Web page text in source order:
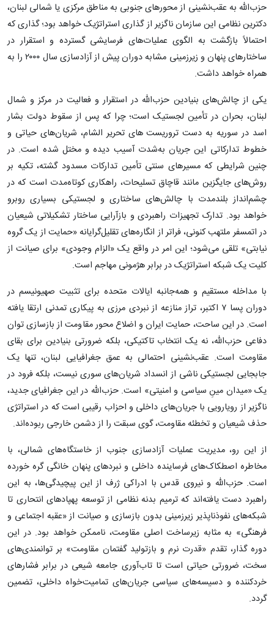
حزب‌الله به عقب‌نشینی از محورهای جنوبی به مناطق مرکزی یا شمالی لبنان،
دکترین نظامی این سازمان ناگزیر از گذاری استراتژیک خواهد بود؛ گذاری که
احتمالاً بازگشت به الگوی عملیات‌های فرسایشی گسترده و استقرار در
ساختارهای پنهان و زیرزمینی مشابه دوران پیش از آزادسازی سال ۲۰۰۰ را به
همراه خواهد داشت.
یکی از چالش‌های بنیادین حزب‌الله در استقرار و فعالیت در مرکز و شمال
لبنان، بحران در تأمین لجستیک است؛ چرا که پس از سقوط دولت بشار
اسد در سوریه به دست تروریست های تحریر الشام، شریان‌های حیاتی و
خطوط تدارکاتی این جریان به‌شدت آسیب دیده و مختل شده است. در
چنین شرایطی که مسیرهای سنتی تأمین تدارکات مسدود گشته، تکیه بر
روش‌های جایگزین مانند قاچاق تسلیحات، راهکاری کوتاه‌مدت است که در
چشم‌انداز بلندمدت با چالش‌های ساختاری و لجستیکی بسیاری روبرو
خواهد بود. تدارک تجهیزات راهبردی و بازآرایی ساختار تشکیلاتی شیعیان
در اتمسفر ملتهب کنونی، فراتر از انگاره‌های تقلیل‌گرایانه «حمایت از یک گروه
نیابتی» تلقی می‌شود؛ این امر در واقع یک «الزام وجودی» برای صیانت از
کلیت یک شبکه استراتژیک در برابر هژمونی مهاجم است.
با مداخله مستقیم و همه‌جانبه ایالات متحده برای تثبیت صهیونیسم در
دوران پسا ۷ اکتبر، تراز منازعه از نبردی مرزی به پیکاری تمدنی ارتقا یافته
است. در این ساحت، حمایت ایران و اضلاع محور مقاومت از بازسازی توان
دفاعی حزب‌الله، نه یک انتخاب تاکتیکی، بلکه ضرورتی بنیادین برای بقای
مقاومت است. عقب‌نشینی احتمالی به عمق جغرافیایی لبنان، تنها یک
جابجایی لجستیکی ناشی از انسداد شریان‌های سوری نیست، بلکه فرود در
یک «میدان مینِ سیاسی و امنیتی» است. حزب‌الله در این جغرافیای جدید،
ناگزیر از رویارویی با جریان‌های داخلی و احزاب رقیبی است که در استراتژی
حذف شیعیان و تخطئه مقاومت، گوی سبقت را از دشمن خارجی ربوده‌اند.
از این رو، مدیریت عملیات آزادسازی جنوب از خاستگاه‌های شمالی، با
مخاطره اصطکاک‌های فرساینده داخلی و نبردهای پنهان خانگی گره خورده
است. حزب‌الله و نیروی قدس با ادراکی ژرف از این پیچیدگی‌ها، به این
راهبرد دست یافته‌اند که ترمیم بدنه نظامی از توسعه پهپادهای انتحاری تا
شبکه‌های نفوذناپذیر زیرزمینی بدون بازسازی و صیانت از «عقبه اجتماعی و
فرهنگی» به مثابه زیرساخت اصلی مقاومت، ناممکن خواهد بود. در این
دوره گذار، تقدم «قدرت نرم و بازتولید گفتمان مقاومت» بر توانمندی‌های
سخت، ضرورتی حیاتی است تا تاب‌آوری جامعه شیعی در برابر فشارهای
خردکننده و دسیسه‌های سیاسی جریان‌های تمامیت‌خواه داخلی، تضمین
گردد.